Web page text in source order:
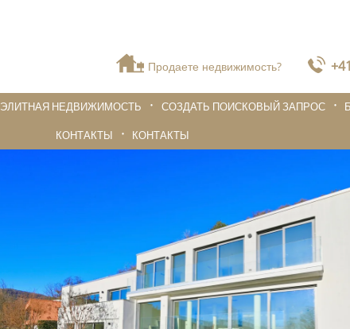
Продаете недвижимость?
ЭЛИТНАЯ НЕДВИЖИМОСТЬ СОЗДАТЬ ПОИСКОВЫЙ ЗАПРОС
КОНТАКТЫ
КОНТАКТЫ